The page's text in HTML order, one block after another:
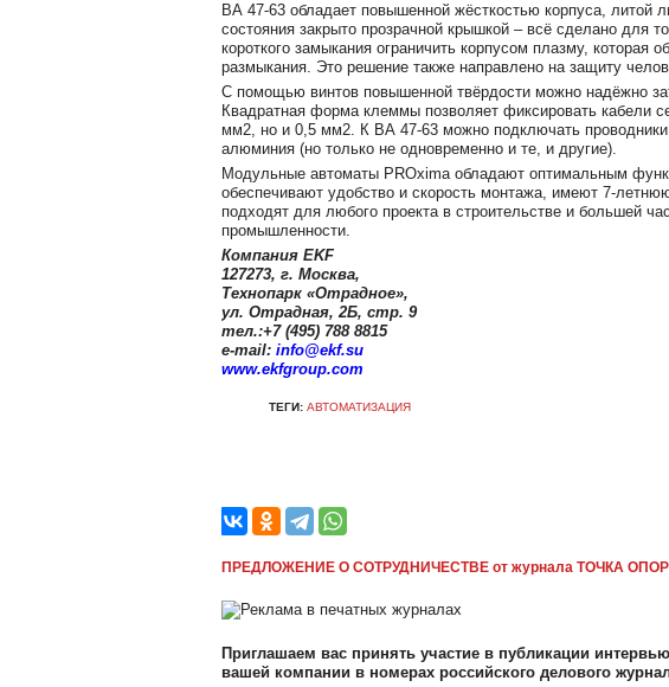
ВА 47-63 обладает повышенной жёсткостью корпуса, литой
состояния закрыто прозрачной крышкой – всё сделано для
короткого замыкания ограничить корпусом плазму, которая
размыкания. Это решение также направлено на защиту
С помощью винтов повышенной твёрдости можно надёжно
Квадратная форма клеммы позволяет фиксировать кабели
мм2, но и 0,5 мм2. К ВА 47-63 можно подключать проводники
алюминия (но только не одновременно и те, и другие).
Модульные автоматы PROxima обладают оптимальным
обеспечивают удобство и скорость монтажа, имеют 7-
подходят для любого проекта в строительстве и большей
промышленности.
Компания EKF
127273, г. Москва,
Технопарк «Отрадное»,
ул. Отрадная, 2Б, стр. 9
тел.:+7 (495) 788 8815
e-mail: info@ekf.su
www.ekfgroup.com
ТЕГИ: АВТОМАТИЗАЦИЯ
ПРЕДЛОЖЕНИЕ О СОТРУДНИЧЕСТВЕ от журнала ТОЧКА
Приглашаем вас принять участие в публикации
вашей компании в номерах российского делового